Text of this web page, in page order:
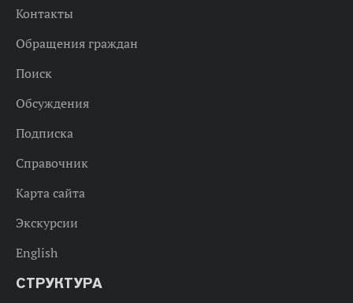
Контакты
Обращения граждан
Поиск
Обсуждения
Подписка
Справочник
Карта сайта
Экскурсии
English
СТРУКТУРА